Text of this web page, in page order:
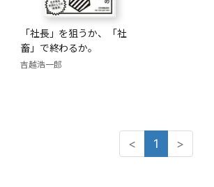
「社長」を狙うか、「社
畜」で終わるか。
吉越浩一郎
< 1 >